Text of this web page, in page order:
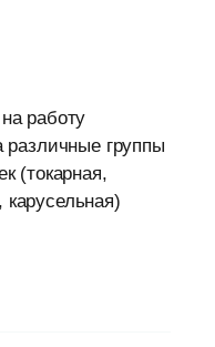
работу
различные группы
(токарная,